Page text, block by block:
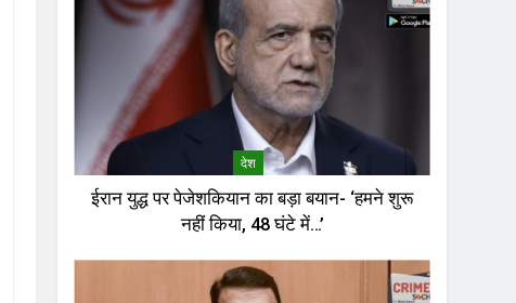
देश
ईरान युद्ध पर पेजेशकियान का बड़ा बयान- ‘हमने शुरू
नहीं किया, 48 घंटे में…’